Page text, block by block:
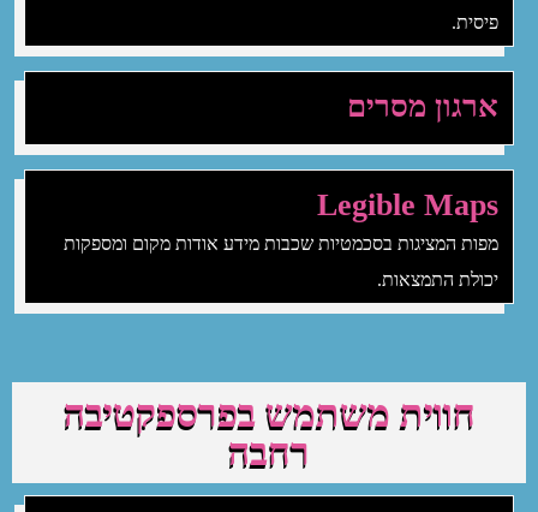
פיסית.
ארגון מסרים
Legible Maps
מפות המציגות בסכמטיות שכבות מידע אודות מקום ומספקות
יכולת התמצאות.
חווית משתמש בפרספקטיבה
רחבה